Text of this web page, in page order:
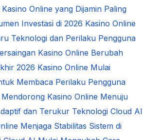
Online yang Dijamin Paling
Investasi di 2026 Kasino Online
Teknologi dan Perilaku Pengguna
Kasino Online Berubah
2026 Kasino Online Mulai
Membaca Perilaku Pengguna
Kasino Online Menuju
dan Terukur Teknologi Cloud AI
Menjaga Stabilitas Sistem di